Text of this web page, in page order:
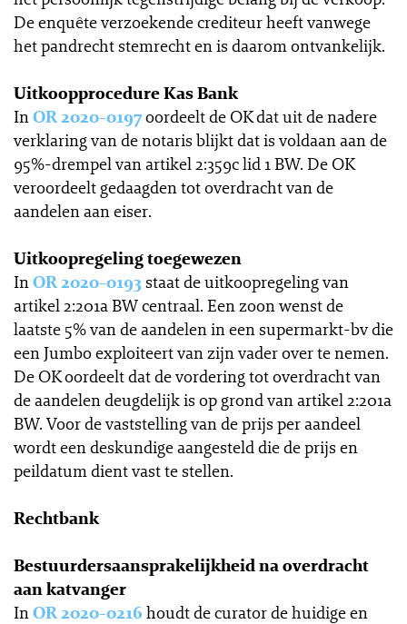
De enquête verzoekende crediteur heeft vanwege
het pandrecht stemrecht en is daarom ontvankelijk.
Uitkoopprocedure Kas Bank
InOR 2020-0197oordeelt de OK dat uit de nadere
verklaring van de notaris blijkt dat is voldaan aan de
95%-drempel van artikel 2:359c lid 1 BW. De OK
veroordeelt gedaagden tot overdracht van de
aandelen aan eiser.
Uitkoopregeling toegewezen
InOR 2020-0193staat de uitkoopregeling van
artikel 2:201a BW centraal. Een zoon wenst de
laatste 5% van de aandelen in een supermarkt-bv die
een Jumbo exploiteert van zijn vader over te nemen.
De OK oordeelt dat de vordering tot overdracht van
de aandelen deugdelijk is op grond van artikel 2:201a
BW. Voor de vaststelling van de prijs per aandeel
wordt een deskundige aangesteld die de prijs en
peildatum dient vast te stellen.
Rechtbank
Bestuurdersaansprakelijkheid na overdracht
aan katvanger
InOR 2020-0216 houdt de curator de huidige en